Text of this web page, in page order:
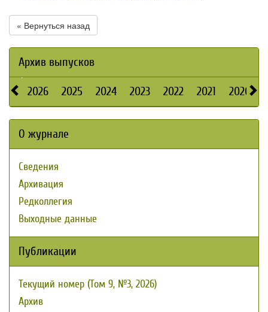
« Вернуться назад
Архив выпусков
2026 2025 2024 2023 2022 2021 2020
О журнале
Сведения
Архивация
Редколлегия
Выходные данные
Публикации
Текущий номер (Том 9, №3, 2026)
Архив